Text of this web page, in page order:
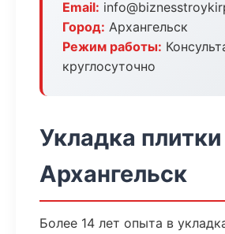
Email:
Город: Архангельск
Режим работы:
круглосуточно
Укладка
Архангельск
Более 14 лет опыта в